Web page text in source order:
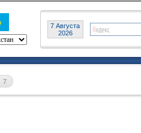
7 Августа
2026
7